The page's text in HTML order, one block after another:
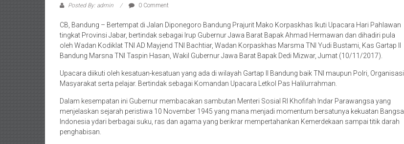
Posted By: admin 0 Comment
CB, Bandung – Bertempat di Jalan Diponegoro Bandung Prajurit Mako Korpaskhas Ikuti Upacara Hari Pahlawan
tingkat Provinsi Jabar, bertindak sebagai Irup Gubernur Jawa Barat Bapak Ahmad Hermawan dan dihadiri pula
oleh Wadan Kodiklat TNI AD Mayjend TNI Bachtiar, Wadan Korpaskhas Marsma TNI Yudi Bustami, Kas Gartap II
Bandung Marsna TNI Taspin Hasan, Wakil Gubernur Jawa Barat Bapak Dedi Mizwar, Jumat (10/11/2017).
Upacara diikuti oleh kesatuan-kesatuan yang ada di wilayah Gartap II Bandung baik TNI maupun Polri, Organisasi
Masyarakat serta pelajar. Bertindak sebagai Komandan Upacara Letkol Pas Halilurrahman.
Dalam kesempatan ini Gubernur membacakan sambutan Menteri Sosial RI Khofifah Indar Parawangsa yang
menjelaskan sejarah peristiwa 10 November 1945 yang mana menjadi momentum bersatunya kekuatan Bangsa
Indonesia ydari berbagai suku, ras dan agama yang berikrar mempertahankan Kemerdekaan sampai titik darah
penghabisan.